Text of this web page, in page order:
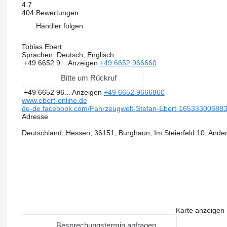
4.7
404 Bewertungen
Händler folgen
Tobias Ebert
Sprachen: Deutsch, Englisch
+49 6652 9... Anzeigen +49 6652 966660
Bitte um Rückruf
+49 6652 96... Anzeigen +49 6652 9666860
www.ebert-online.de
de-de.facebook.com/Fahrzeugwelt-Stefan-Ebert-
Adresse
Deutschland, Hessen, 36151, Burghaun, Im Steierfeld 10,
Karte anzeigen
Besprechungstermin anfragen